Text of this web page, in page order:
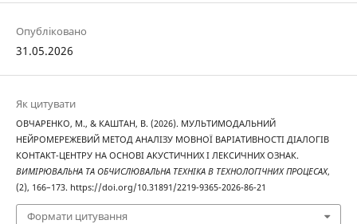
Опубліковано
31.05.2026
Як цитувати
ОВЧАРЕНКО, М., & КАШТАН, В. (2026). МУЛЬТИМОДАЛЬНИЙ
НЕЙРОМЕРЕЖЕВИЙ МЕТОД АНАЛІЗУ МОВНОЇ ВАРІАТИВНОСТІ ДІАЛОГІВ
КОНТАКТ-ЦЕНТРУ НА ОСНОВІ АКУСТИЧНИХ І ЛЕКСИЧНИХ ОЗНАК.
ВИМІРЮВАЛЬНА ТА ОБЧИСЛЮВАЛЬНА ТЕХНІКА В ТЕХНОЛОГІЧНИХ ПРОЦЕСАХ,
(2), 166–173. https://doi.org/10.31891/2219-9365-2026-86-21
Формати цитування